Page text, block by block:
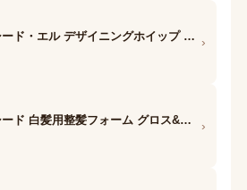
マンダム ルシード・エル デザイニングホイップ スプリングカールフォーム ›
マンダム ルシード 白髪用整髪フォーム グロス&ハード ›